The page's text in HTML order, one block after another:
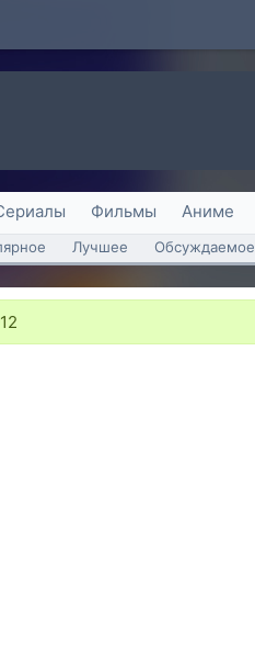
Фильмы Аниме
Лучшее Обсуждаемое